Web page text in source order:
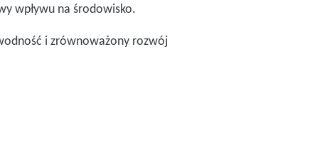
wpływu na środowisko.
i zrównoważony rozwój